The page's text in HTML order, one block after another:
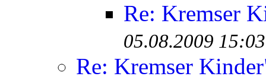
Re: Kremser
05.08.2009 15:03
Re: Kremser